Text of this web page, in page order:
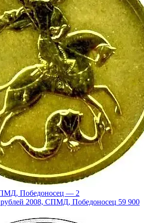
рублей 2008, СПМД, Победоносец 59 900